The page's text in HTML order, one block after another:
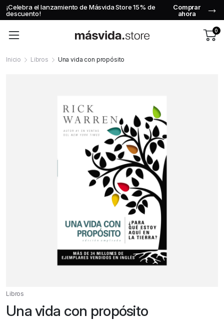
el lanzamiento de Másvida Store 15% de
Comprar
ahora
0
Inicio Libros Una vida con propósito
Libros
Una vida con propósito